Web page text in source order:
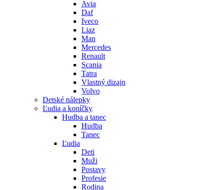
Avia
Daf
Iveco
Liaz
Man
Mercedes
Renault
Scania
Tatra
Vlastný dizajn
Volvo
Detské nálepky
Ľudia a koníčky
Hudba a tanec
Hudba
Tanec
Ľudia
Deti
Muži
Postavy
Profesie
Rodina